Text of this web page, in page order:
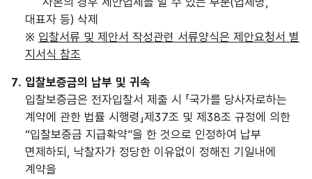
대표자 등) 삭제
※ 입찰서류 및 제안서 작성관련 서류양식은 제안요청서 별
지서식 참조
7. 입찰보증금의 납부 및 귀속
입찰보증금은 전자입찰서 제출 시 「국가를 당사자로하는
계약에 관한 법률 시행령」제37조 및 제38조 규정에 의한
“입찰보증금 지급확약”을 한 것으로 인정하여 납부
면제하되, 낙찰자가 정당한 이유없이 정해진 기일내에
계약을